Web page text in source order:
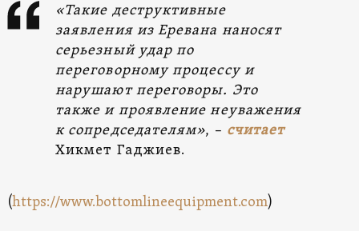
«Такие деструктивные
заявления из Еревана наносят
серьезный удар по
переговорному процессу и
нарушают переговоры. Это
также и проявление неуважения
к сопредседателям», – считает
Хикмет Гаджиев.
(https://www.bottomlineequipment.com)